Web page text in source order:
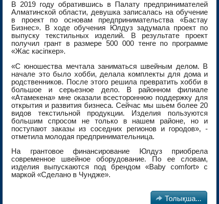
В 2019 году обратившись в Палату предпринимателей
Алматинской области, девушка записалась на обучение
в проект по основам предпринимательства «Бастау
Бизнес». В ходе обучения Юлдуз задумала проект по
выпуску текстильных изделий. В результате проект
получил грант в размере 500 000 тенге по программе
«Жас кәсіпкер».
«С юношества мечтала заниматься швейным делом. В
начале это было хобби, делала комплекты для дома и
родственников. После этого решила превратить хобби в
большое и серьезное дело. В районном филиале
«Атамекена» мне оказали всестороннюю поддержку для
открытия и развития бизнеса. Сейчас мы шьем более 20
видов текстильной продукции. Изделия пользуются
большим спросом не только в нашем районе, но и
поступают заказы из соседних регионов и городов», -
отметила молодая предпринимательница.
На грантовое финансирование Юлдуз приобрела
современное швейное оборудование. По ее словам,
изделия выпускаются под брендом «Baby comfort» с
маркой «Сделано в Чундже».
 Толықша...